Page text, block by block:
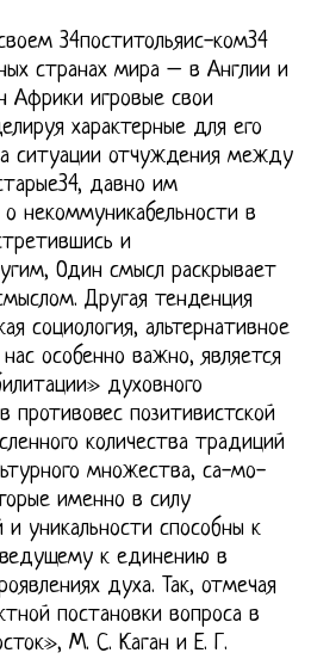
34поститольяис-ком34
странах мира – в Англии и
Африки игровые свои
характерные для его
ситуации отчуждения между
давно им
некоммуникабельности в
и
Один смысл раскрывает
Другая тенденция
социология, альтернативное
особенно важно, является
духовного
противовес позитивистской
количества традиций
множества, са-мо-
именно в силу
уникальности способны к
к единению в
духа. Так, отмечая
постановки вопроса в
М. С. Каган и Е. Г.